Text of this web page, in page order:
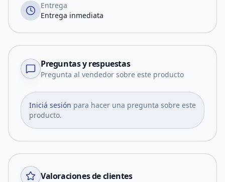
Entrega
Entrega inmediata
Preguntas y respuestas
Pregunta al vendedor sobre este producto
Iniciá sesión para hacer una pregunta sobre este
producto.
Valoraciones de clientes